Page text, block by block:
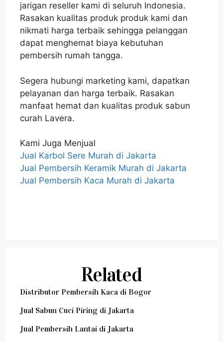
jarigan reseller kami di seluruh Indonesia.
Rasakan kualitas produk produk kami dan
nikmati harga terbaik sehingga pelanggan
dapat menghemat biaya kebutuhan
pembersih rumah tangga.
Segera hubungi marketing kami, dapatkan
pelayanan dan harga terbaik. Rasakan
manfaat hemat dan kualitas produk sabun
curah Lavera.
Kami Juga Menjual
Jual Karbol Sere Murah di Jakarta
Jual Pembersih Keramik Murah di Jakarta
Jual Pembersih Kaca Murah di Jakarta
Related
Distributor Pembersih Kaca di Bogor
Jual Sabun Cuci Piring di Jakarta
Jual Pembersih Lantai di Jakarta